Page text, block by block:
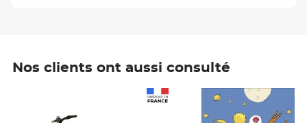
Nos clients ont aussi consulté
Prix 6,25€ HT